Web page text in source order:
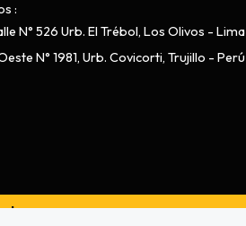
N° 526 Urb. El Trébol, Los Olivos - Lima
N° 1981, Urb. Covicorti, Trujillo - Perú
porBsale